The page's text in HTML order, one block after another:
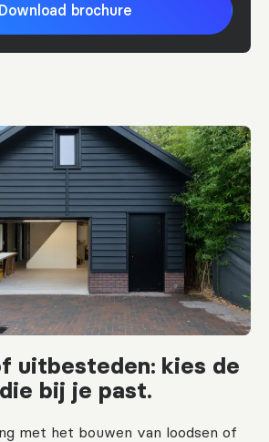
Download brochure
uitbesteden: kies de
bij je past.
met het bouwen van loodsen of